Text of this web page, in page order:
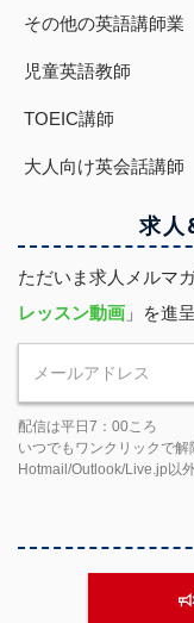
その他の英語講師業
児童英語教師
TOEIC講師
大人向け英会話講師
求人
ただいま求人メルマ
レッスン動画 」を進
配信は平日7：00ころ
いつでもワンクリックで解
Hotmail/Outlook/Live.jp以